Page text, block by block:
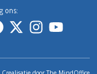
ons: